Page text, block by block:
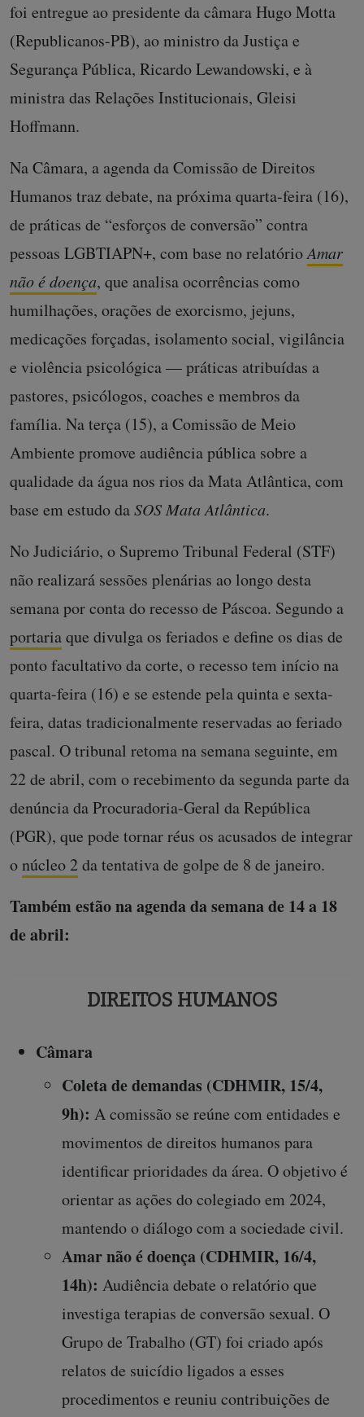
foi entregue ao presidente da câmara Hugo Motta
(Republicanos-PB), ao ministro da Justiça e
Segurança Pública, Ricardo Lewandowski, e à
ministra das Relações Institucionais, Gleisi
Hoffmann.
Na Câmara, a agenda da Comissão de Direitos
Humanos traz debate, na próxima quarta-feira (16),
de práticas de “esforços de conversão” contra
pessoas LGBTIAPN+, com base no relatórioAmar
não é doença, que analisa ocorrências como
humilhações, orações de exorcismo, jejuns,
medicações forçadas, isolamento social, vigilância
e violência psicológica — práticas atribuídas a
pastores, psicólogos, coaches e membros da
família. Na terça (15), a Comissão de Meio
Ambiente promove audiência pública sobre a
qualidade da água nos rios da Mata Atlântica, com
base em estudo daSOS Mata Atlântica.
No Judiciário, o Supremo Tribunal Federal (STF)
não realizará sessões plenárias ao longo desta
semana por conta do recesso de Páscoa. Segundo a
portariaque divulga os feriados e define os dias de
ponto facultativo da corte, o recesso tem início na
quarta-feira (16) e se estende pela quinta e sexta-
feira, datas tradicionalmente reservadas ao feriado
pascal. O tribunal retoma na semana seguinte, em
22 de abril, com o recebimento da segunda parte da
denúncia da Procuradoria-Geral da República
(PGR), que pode tornar réus os acusados de integrar
onúcleo 2da tentativa de golpe de 8 de janeiro.
Também estão na agenda da semana de 14 a 18
de abril:
DIREITOS HUMANOS
Câmara
Coleta de demandas (CDHMIR, 15/4,
9h): A comissão se reúne com entidades e
movimentos de direitos humanos para
identificar prioridades da área. O objetivo é
orientar as ações do colegiado em 2024,
mantendo o diálogo com a sociedade civil.
Amar não é doença (CDHMIR, 16/4,
14h): Audiência debate o relatório que
investiga terapias de conversão sexual. O
Grupo de Trabalho (GT) foi criado após
relatos de suicídio ligados a esses
procedimentos e reuniu contribuições de